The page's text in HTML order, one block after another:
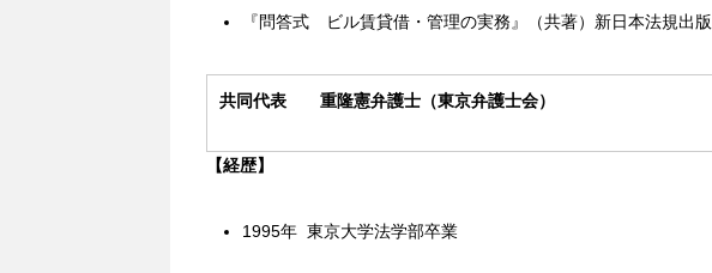
『問答式 ビル賃貸借・管理の実務』（共著）新日本法規出版
共同代表 重隆憲弁護士（東京弁護士会）
【経歴】
1995年 東京大学法学部卒業